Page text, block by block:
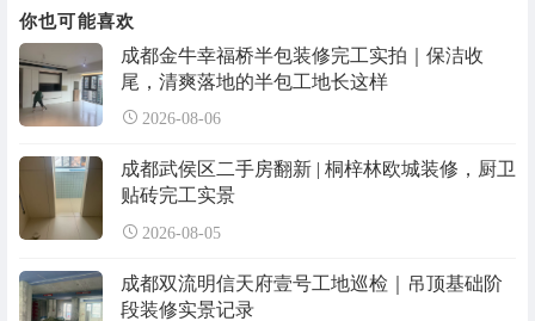
你也可能喜欢
成都金牛幸福桥半包装修完工实拍｜保洁收
尾，清爽落地的半包工地长这样
2026-08-06
成都武侯区二手房翻新 | 桐梓林欧城装修，厨卫
贴砖完工实景
2026-08-05
成都双流明信天府壹号工地巡检｜吊顶基础阶
段装修实景记录